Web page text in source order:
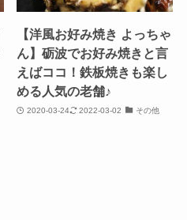
【洋風お好み焼き よっちゃ
ん】砺波でお好み焼きと言
えばココ！鉄板焼きも楽し
める人気の老舗♪
2020-03-24 2022-03-02 その他